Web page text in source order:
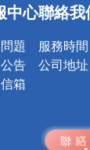
心！
中心
題
告
箱
聯絡我
服務時間
公司地址